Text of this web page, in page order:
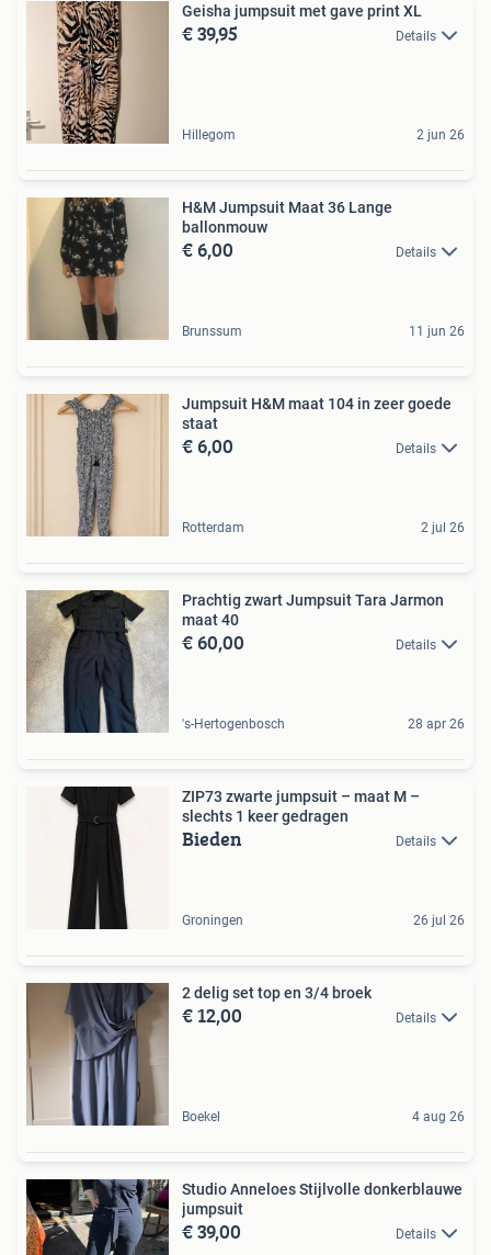
Geisha jumpsuit met gave print XL
€ 39,95 Details
Hillegom 2 jun 26
H&M Jumpsuit Maat 36 Lange
ballonmouw
€ 6,00 Details
Brunssum 11 jun 26
Jumpsuit H&M maat 104 in zeer goede
staat
€ 6,00 Details
Rotterdam 2 jul 26
Prachtig zwart Jumpsuit Tara Jarmon
maat 40
€ 60,00 Details
's-Hertogenbosch 28 apr 26
ZIP73 zwarte jumpsuit – maat M –
slechts 1 keer gedragen
Bieden Details
Groningen 26 jul 26
2 delig set top en 3/4 broek
€ 12,00 Details
Boekel 4 aug 26
Studio Anneloes Stijlvolle donkerblauwe
jumpsuit
€ 39,00 Details